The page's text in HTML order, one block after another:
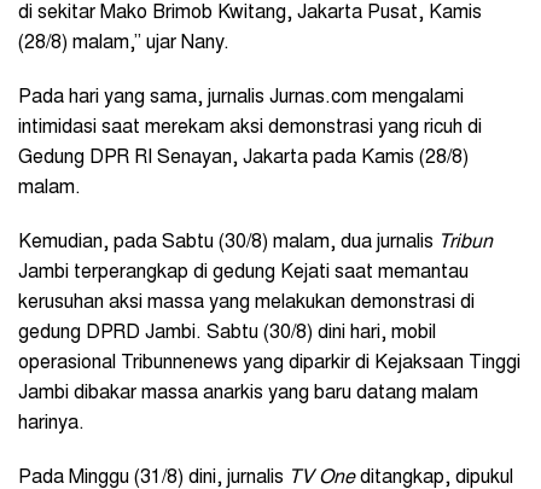
di sekitar Mako Brimob Kwitang, Jakarta Pusat, Kamis
(28/8) malam,” ujar Nany.
Pada hari yang sama, jurnalis Jurnas.com mengalami
intimidasi saat merekam aksi demonstrasi yang ricuh di
Gedung DPR RI Senayan, Jakarta pada Kamis (28/8)
malam.
Kemudian, pada Sabtu (30/8) malam, dua jurnalis Tribun
Jambi terperangkap di gedung Kejati saat memantau
kerusuhan aksi massa yang melakukan demonstrasi di
gedung DPRD Jambi. Sabtu (30/8) dini hari, mobil
operasional Tribunnenews yang diparkir di Kejaksaan Tinggi
Jambi dibakar massa anarkis yang baru datang malam
harinya.
Pada Minggu (31/8) dini, jurnalis TV Oneditangkap, dipukul